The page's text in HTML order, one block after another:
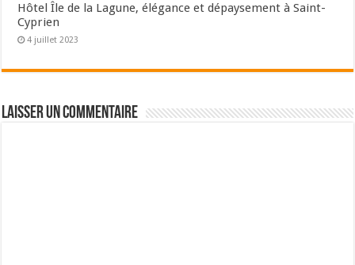
Hôtel Île de la Lagune, élégance et dépaysement à Saint-
Cyprien
4 juillet 2023
Laisser un commentaire